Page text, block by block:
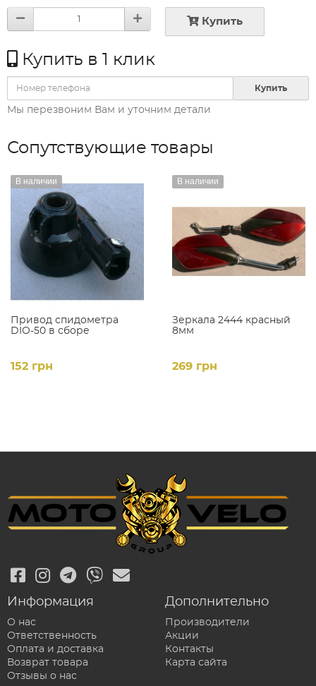
Купить
Купить в 1 клик
Купить
Мы перезвоним Вам и уточним детали
Сопутствующие товары
Привод спидометра
DIO-50 в сборе
В наличии
152 грн
Зеркала 2444 красный
8мм
В наличии
269 грн
Информация
О нас
Ответственность
Оплата и доставка
Возврат товара
Отзывы о нас
Дополнительно
Производители
Акции
Контакты
Карта сайта